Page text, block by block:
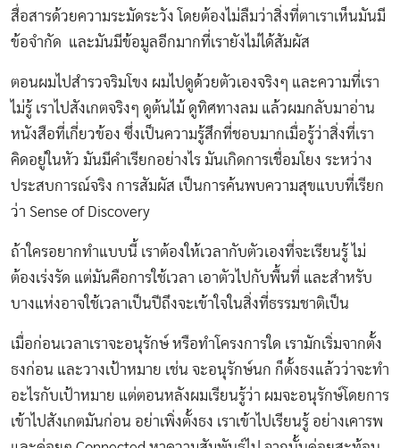
สื่อสารด้วยความระมัดระวัง โดยต้องไม่ลืมว่าสิ่งที่ตาเราเห็นมันมี
ข้อจำกัด และมันมีข้อมูลอีกมากที่เรายังไม่ได้สัมผัส
ตอนผมไปสำรวจริมโขง ผมไปดูด้วยตัวเองจริงๆ และความที่เรา
ไม่รู้ เราไปสังเกตจริงๆ ดูต้นไม้ ดูทิศทางลม แล้วผมกลับมาอ่าน
หนังสือที่เกี่ยวข้อง ซึ่งเป็นความรู้สึกที่ชอบมากเมื่อรู้ว่าสิ่งที่เรา
คิดอยู่ในหัว มันมีคำเรียกอย่างไร มันเกิดการเชื่อมโยง ระหว่าง
ประสบการณ์จริง การสัมผัส เป็นการค้นพบความสุขแบบที่เรียก
ว่า Sense of Discovery
ถ้าใครอยากทำแบบนี้ เราต้องให้เวลากับตัวเองที่จะเรียนรู้ ไม่
ต้องเร่งรัด แต่มันคือการใช้เวลา เอาตัวไปกับพื้นที่ และสำหรับ
บางแห่งอาจใช้เวลาเป็นปีถึงจะเข้าใจในสิ่งที่ธรรมชาติเป็น
เมื่อก่อนเวลาเราจะอนุรักษ์ หรือทำโครงการใด เรามักเริ่มจากตั้ง
ธงก่อน และวางเป้าหมาย เช่น จะอนุรักษ์นก ก็ตั้งธงแล้วว่าจะทำ
อะไรกับเป้าหมาย แต่ตอนหลังผมเรียนรู้ว่า ผมจะอนุรักษ์โดยการ
เข้าไปสังเกตมันก่อน อย่าเพิ่งตั้งธง เราเข้าไปเรียนรู้ อย่างเคารพ